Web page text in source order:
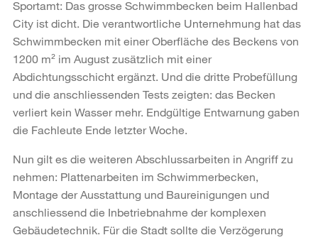
Sportamt: Das grosse Schwimmbecken beim Hallenbad
City ist dicht. Die verantwortliche Unternehmung hat das
Schwimmbecken mit einer Oberfläche des Beckens von
1200 m² im August zusätzlich mit einer
Abdichtungsschicht ergänzt. Und die dritte Probefüllung
und die anschliessenden Tests zeigten: das Becken
verliert kein Wasser mehr. Endgültige Entwarnung gaben
die Fachleute Ende letzter Woche.
Nun gilt es die weiteren Abschlussarbeiten in Angriff zu
nehmen: Plattenarbeiten im Schwimmerbecken,
Montage der Ausstattung und Baureinigungen und
anschliessend die Inbetriebnahme der komplexen
Gebäudetechnik. Für die Stadt sollte die Verzögerung